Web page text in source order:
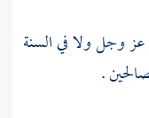
عز وجل ولا في السنة
.